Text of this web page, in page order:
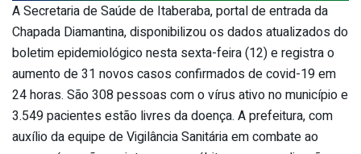
A Secretaria de Saúde de Itaberaba, portal de entrada da
Chapada Diamantina, disponibilizou os dados atualizados do
boletim epidemiológico nesta sexta-feira (12) e registra o
aumento de 31 novos casos confirmados de covid-19 em
24 horas. São 308 pessoas com o vírus ativo no município e
3.549 pacientes estão livres da doença. A prefeitura, com
auxílio da equipe de Vigilância Sanitária em combate ao